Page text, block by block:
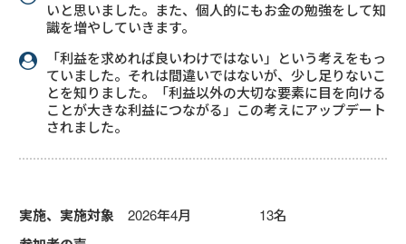
いと思いました。また、個人的にもお金の勉強をして知
識を増やしていきます。
「利益を求めれば良いわけではない」という考えをもっ
ていました。それは間違いではないが、少し足りないこ
とを知りました。「利益以外の大切な要素に目を向ける
ことが大きな利益につながる」この考えにアップデート
されました。
実施、実施対象 2026年4月 13名